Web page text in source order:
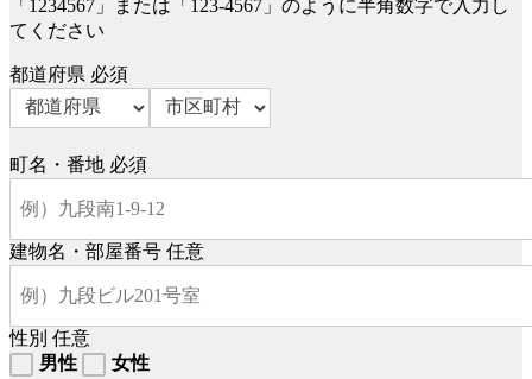
「1234567」または「123-4567」のように半角数字で入力し
てください
都道府県 必須
町名・番地 必須
建物名・部屋番号 任意
性別 任意
男性
女性